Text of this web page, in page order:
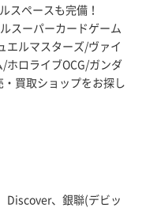
スペースも完備！
スーパーカードゲーム
エルマスターズ/ヴァイ
ホロライブOCG/ガンダ
買取ショップをお探し
Discover、銀聯(デビッ